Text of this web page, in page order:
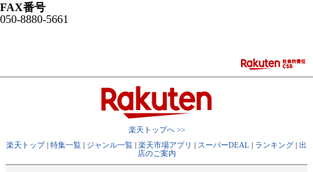
FAX番号
050-8880-5661
楽天トップへ >>
楽天トップ| 特集一覧 | ジャンル一覧 | 楽天市場アプリ | スーパーDEAL | ランキング | 出
店のご案内